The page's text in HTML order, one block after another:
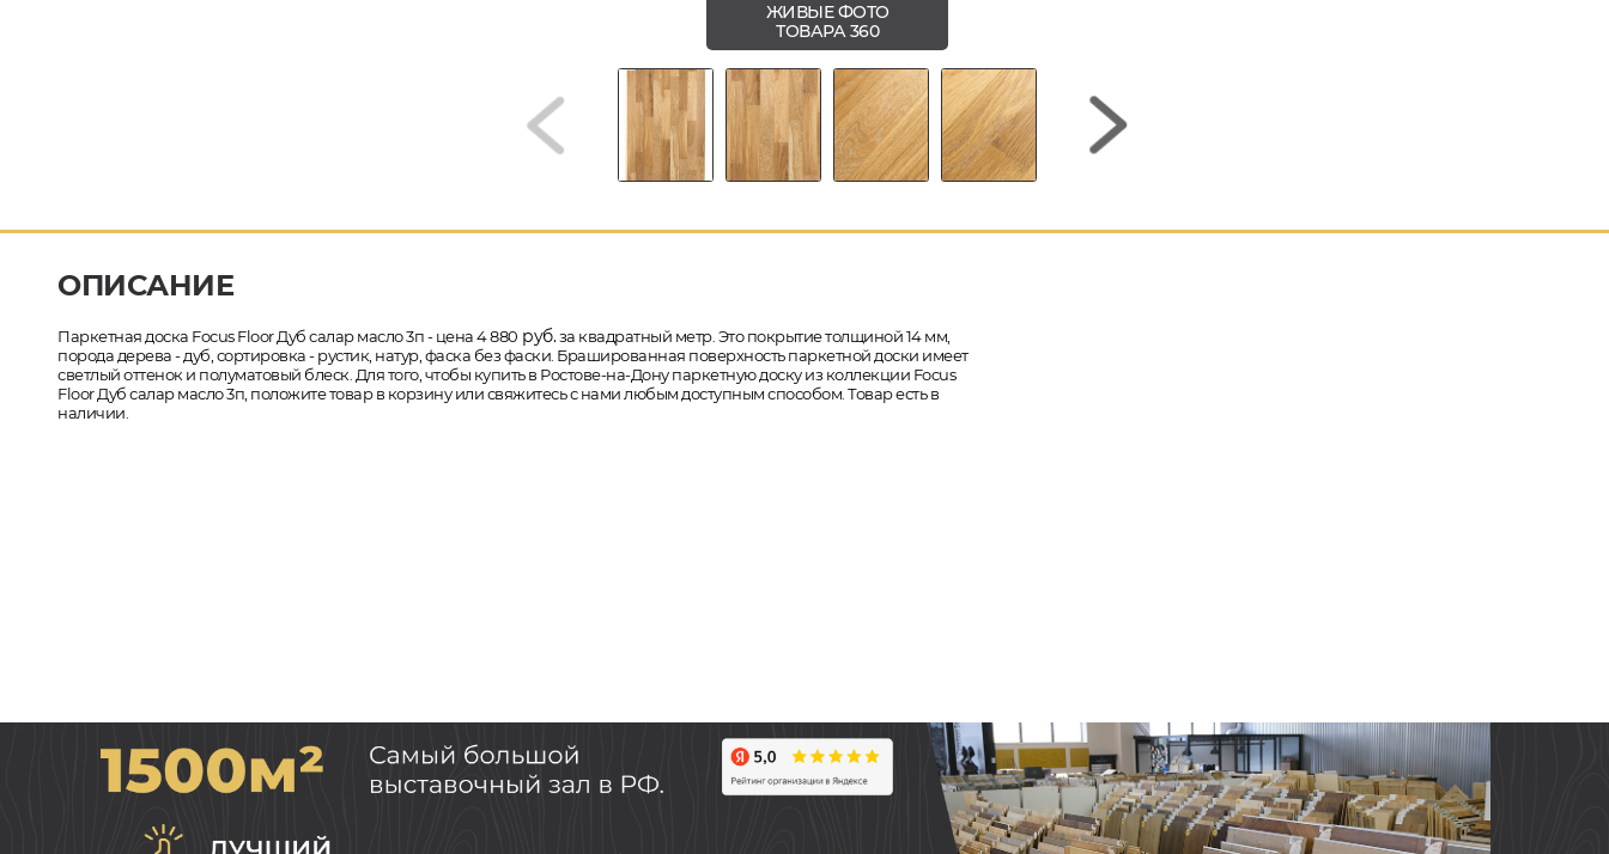
ЖИВЫЕ ФОТО
ТОВАРА 360
ОПИСАНИЕ
Паркетная доска Focus Floor Дуб салар масло 3п - цена 4 880 руб.за квадратный метр. Это покрытие толщиной 14 мм,
порода дерева - дуб, сортировка - рустик, натур, фаска без фаски. Брашированная поверхность паркетной доски имеет
светлый оттенок и полуматовый блеск. Для того, чтобы купить в Ростове-на-Дону паркетную доску из коллекции Focus
Floor Дуб салар масло 3п, положите товар в корзину или свяжитесь с нами любым доступным способом. Товар есть в
наличии.